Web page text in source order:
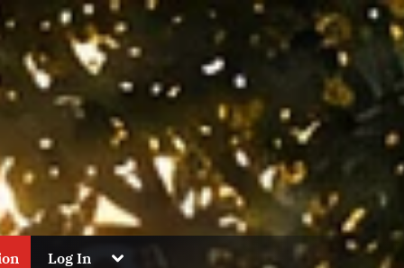
Log In Toggle